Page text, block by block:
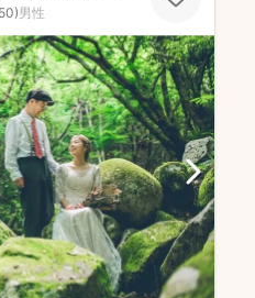
)男性